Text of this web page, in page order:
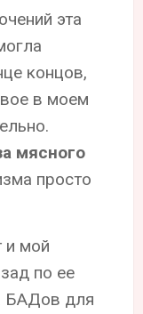
эта
концов,
в моем
мясного
просто
и мой
по ее
БАДов для